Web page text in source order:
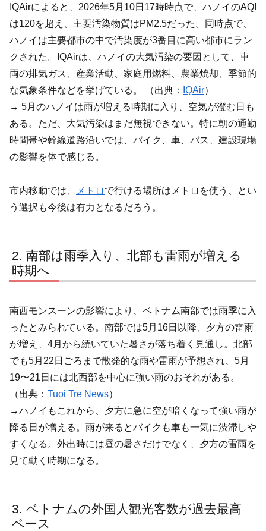
IQAirによると、2026年5月10日17時時点で、ハノイのAQI
は120を超え、主要汚染物質はPM2.5だった。同時点で、
ハノイは主要都市の中で汚染度が3番目に高い都市にラン
クされた。IQAirは、ハノイの大気汚染の要因として、車
両の排気ガス、産業活動、家庭用燃料、農業焼却、季節的
な気象条件などを挙げている。 （出典：
IQAir）
→ 5月のハノイは雨が増える時期に入り、空気が澄む日も
ある。ただ、大気汚染はまだ無視できない。特に朝の通勤
時間帯や幹線道路沿いでは、バイク、車、バス、建設現場
の影響を体で感じる。
市内移動では、 メトロ で行ける場所はメトロを使う、とい
う選択も今後は有力となるだろう。
南部は雨季入り、北部も雷雨が増える
時期へ
南西モンスーンの影響により、ベトナム南部では雨季に入
ったとみられている。南部では5月16日以降、夕方の雷雨
が増え、4月から続いていた暑さが落ち着く見通し。北部
でも5月22日ごろまで散発的な雨や雷雨が予想され、5月
19〜21日には北西部を中心に強い雨のおそれがある。
（出典： Tuoi Tre News）
→ハノイもこれから、夕方に急に空が暗くなって強い雨が
降る日が増える。雨が来るとバイクも車も一気に渋滞しや
すくなる。外出時には昼の暑さだけでなく、夕方の雷雨を
見て動く時期になる。
ベトナムの外国人観光客数が過去最高
ペース